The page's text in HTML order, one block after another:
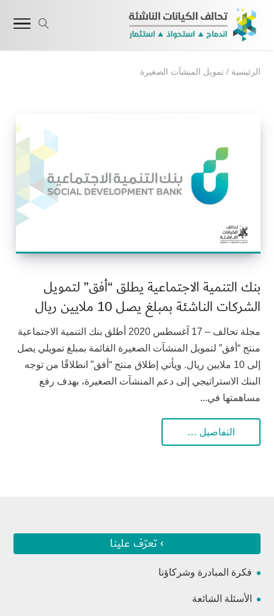
الرئيسية / تمويل المنشآت الصغيرة
بنك التنمية الاجتماعية يطلق “أفق” لتمويل
الشركات الناشئة بمبلغ يصل 10 ملايين ريال
مجلة تحالف – 17 آغسطس 2020 أطلق بنك التنمية الاجتماعية
منتج “أفق” لتمويل المنشآت الصغيرة القائمة بمبلغ تمويلي يصل
إلى 10 ملايين ريال. ويأتي إطلاق منتج “أفق” انطلاقًا من توجه
البنك الاستراتيجي إلى دعم المنشآت الصغيرة، بهدف رفع
مساهمتها في...
التفاصيل …
› تعرّف علينا
فكرة المبادرة وشركاؤنا
الأسئلة الشائعة